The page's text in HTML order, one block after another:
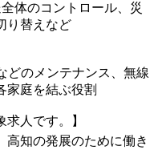
体のコントロール、災
り替えなど
のメンテナンス、無線
家庭を結ぶ役割
求人です。】
高知の発展のために働き